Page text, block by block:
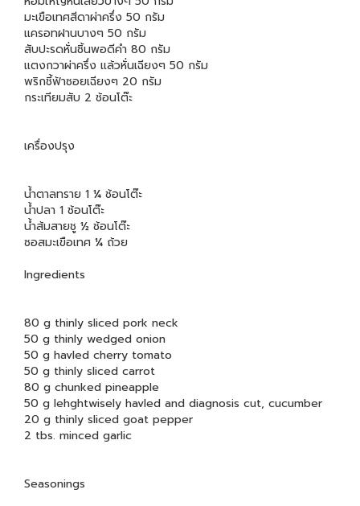
มะเขือเทศสีดาผ่าครึ่ง 50 กรัม
แครอทฝานบางๆ 50 กรัม
สับปะรดหั่นชิ้นพอดีคำ 80 กรัม
แตงกวาผ่าครึ่ง แล้วหั่นเฉียงๆ 50 กรัม
พริกชี้ฟ้าซอยเฉียงๆ 20 กรัม
กระเทียมสับ 2 ช้อนโต๊ะ
เครื่องปรุง
น้ำตาลทราย 1 ¼ ช้อนโต๊ะ
น้ำปลา 1 ช้อนโต๊ะ
น้ำส้มสายชู ½ ช้อนโต๊ะ
ซอสมะเขือเทศ ¼ ถ้วย
Ingredients
80 g thinly sliced pork neck
50 g thinly wedged onion
50 g havled cherry tomato
50 g thinly sliced carrot
80 g chunked pineapple
50 g lehghtwisely havled and diagnosis cut, cucumber
20 g thinly sliced goat pepper
2 tbs. minced garlic
Seasonings